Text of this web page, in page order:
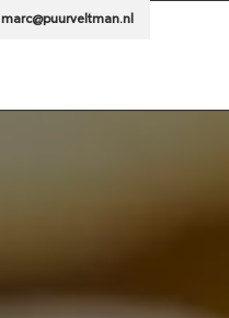
marc@puurveltman.nl